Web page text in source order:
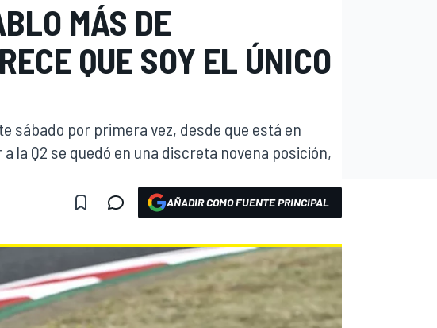
MÁS DE
QUE SOY EL ÚNICO
sábado por primera vez, desde que está en
la Q2 se quedó en una discreta novena posición,
AÑADIR COMO FUENTE PRINCIPAL